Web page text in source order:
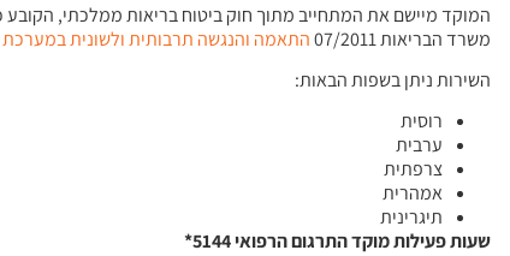
המוקד מיישם את המתחייב מתוך חוק ביטוח בריאות ממלכתי,
משרד הבריאות 07/2011
התאמה והנגשה תרבותית ולשונית
השירות ניתן בשפות הבאות:
רוסית
ערבית
צרפתית
אמהרית
תיגרינית
שעות פעילות מוקד התרגום הרפואי 5144
*